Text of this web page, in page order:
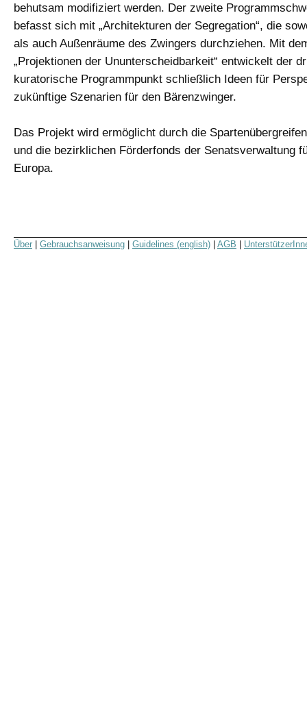
behutsam modifiziert werden. Der zweite
befasst sich mit „Architekturen der Segregation“, die
als auch Außenräume des Zwingers durchziehen. Mit
„Projektionen der Ununterscheidbarkeit“ entwickelt der
kuratorische Programmpunkt schließlich Ideen für
zukünftige Szenarien für den Bärenzwinger.
Das Projekt wird ermöglicht durch die
und die bezirklichen Förderfonds der Senatsverwaltung
Europa.
Über Gebrauchsanweisung Guidelines (english) AGB